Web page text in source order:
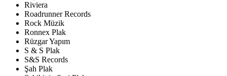
Riviera
Roadrunner Records
Rock Müzik
Ronnex Plak
Rüzgar Yapım
S & S Plak
S&S Records
Şah Plak